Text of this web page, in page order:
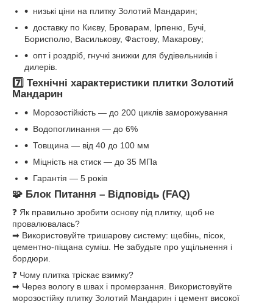
низькі ціни на плитку Золотий Мандарин;
доставку по Києву, Броварам, Ірпеню, Бучі,
Борисполю, Василькову, Фастову, Макарову;
опт і роздріб, гнучкі знижки для будівельників і
дилерів.
7️⃣ Технічні характеристики плитки Золотий
Мандарин
Морозостійкість — до 200 циклів заморожування
Водопоглинання — до 6%
Товщина — від 40 до 100 мм
Міцність на стиск — до 35 МПа
Гарантія — 5 років
🧩 Блок Питання – Відповідь (FAQ)
❓ Як правильно зробити основу під плитку, щоб не
провалювалась?
➡ Використовуйте тришарову систему: щебінь, пісок,
цементно-піщана суміш. Не забудьте про ущільнення і
бордюри.
❓ Чому плитка тріскає взимку?
➡ Через вологу в швах і промерзання. Використовуйте
морозостійку плитку Золотий Мандарин і цемент високої